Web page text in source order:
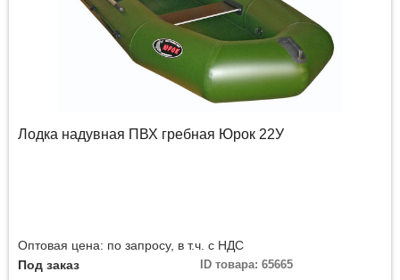
Лодка надувная ПВХ гребная Юрок 22У
Оптовая цена: по запросу, в т.ч. с НДС
Под заказ
ID товара: 65665